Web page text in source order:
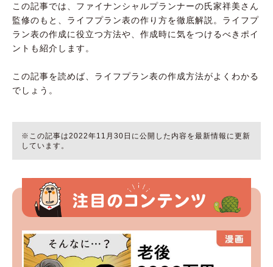
この記事では、ファイナンシャルプランナーの氏家祥美さん
監修のもと、ライフプラン表の作り方を徹底解説。ライフプ
ラン表の作成に役立つ方法や、作成時に気をつけるべきポイ
ントも紹介します。
この記事を読めば、ライフプラン表の作成方法がよくわかる
でしょう。
※この記事は2022年11月30日に公開した内容を最新情報に更新
しています。